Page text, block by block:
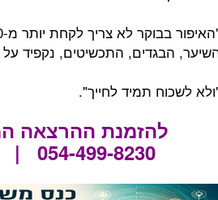
הבגדים, התכשיטים, נקפיד על
לשכוח תמיד לחייך".
להזמנת ההרצאה
| 054-499-8230